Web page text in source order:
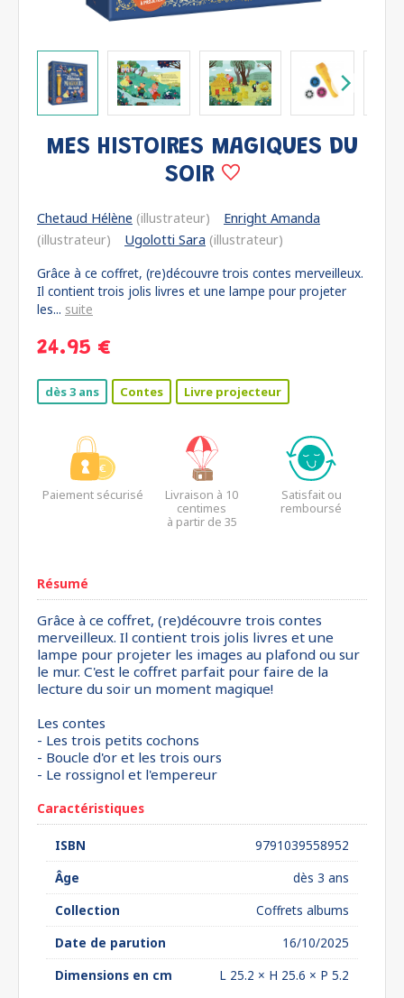
MES HISTOIRES MAGIQUES DU
SOIR
Chetaud Hélène (illustrateur)
Enright Amanda
(illustrateur)
Ugolotti Sara (illustrateur)
Grâce à ce coffret, (re)découvre trois contes merveilleux.
Il contient trois jolis livres et une lampe pour projeter
les... suite
24.95 €
dès 3 ans Contes Livre projecteur
Paiement sécurisé
Livraison à 10
centimes
à partir de 35
Satisfait ou
remboursé
Résumé
Grâce à ce coffret, (re)découvre trois contes
merveilleux. Il contient trois jolis livres et une
lampe pour projeter les images au plafond ou sur
le mur. C'est le coffret parfait pour faire de la
lecture du soir un moment magique!
Les contes
- Les trois petits cochons
- Boucle d'or et les trois ours
- Le rossignol et l'empereur
Caractéristiques
ISBN
9791039558952
Âge
dès 3 ans
Collection
Coffrets albums
Date de parution
16/10/2025
Dimensions en cm
L 25.2 × H 25.6 × P 5.2